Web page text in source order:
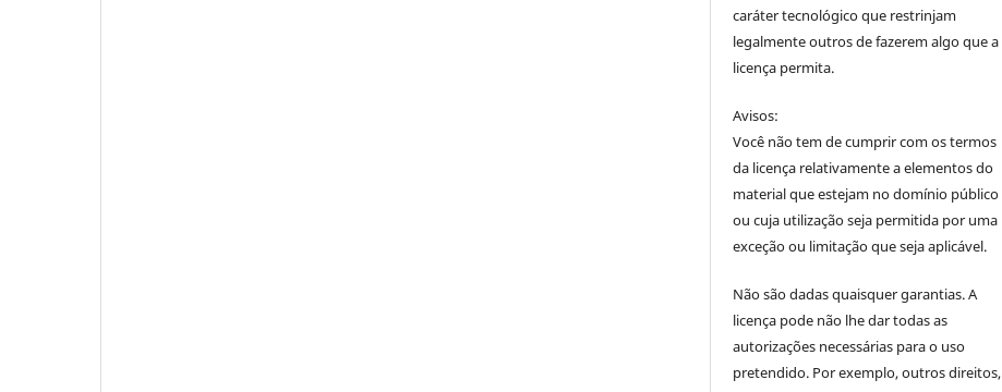
caráter tecnológico que restrinjam
legalmente outros de fazerem algo que a
licença permita.
Avisos:
Você não tem de cumprir com os termos
da licença relativamente a elementos do
material que estejam no domínio público
ou cuja utilização seja permitida por uma
exceção ou limitação que seja aplicável.
Não são dadas quaisquer garantias. A
licença pode não lhe dar todas as
autorizações necessárias para o uso
pretendido. Por exemplo, outros direitos,